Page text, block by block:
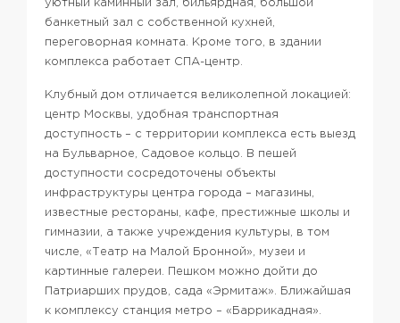
уютный каминный зал, бильярдная, большой
банкетный зал с собственной кухней,
переговорная комната. Кроме того, в здании
комплекса работает СПА-центр.
Клубный дом отличается великолепной локацией:
центр Москвы, удобная транспортная
доступность – с территории комплекса есть выезд
на Бульварное, Садовое кольцо. В пешей
доступности сосредоточены объекты
инфраструктуры центра города – магазины,
известные рестораны, кафе, престижные школы и
гимназии, а также учреждения культуры, в том
числе, «Театр на Малой Бронной», музеи и
картинные галереи. Пешком можно дойти до
Патриарших прудов, сада «Эрмитаж». Ближайшая
к комплексу станция метро – «Баррикадная».